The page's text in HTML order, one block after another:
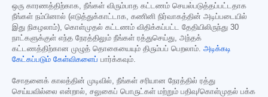
ஒரு காரணத்திற்காக, நீங்கள் விரும்பாத கட்டணம் செயல்படுத்தப்பட்டதாக
நீங்கள் நம்பினால் (எடுத்துக்காட்டாக, கணினி நிர்வாகத்தின் அடிப்படையில்
இது நிகழலாம்), கொள்முதல் கட்டணம் விதிக்கப்பட்ட தேதியிலிருந்து 30
நாட்களுக்குள் எந்த நேரத்திலும் நீங்கள் ரத்துசெய்து, அந்தக்
கட்டணத்திற்கான முழுத் தொகையையும் திரும்பப் பெறலாம். அடிக்கடி
கேட்கப்படும் கேள்விகளைப் பார்க்கவும்.
சோதனைக் காலத்தின் முடிவில், நீங்கள் சரியான நேரத்தில் ரத்து
செய்யவில்லை என்றால், சலுகைப் பொருட்கள் மற்றும் பதிவு/கொள்முதல் பக்க